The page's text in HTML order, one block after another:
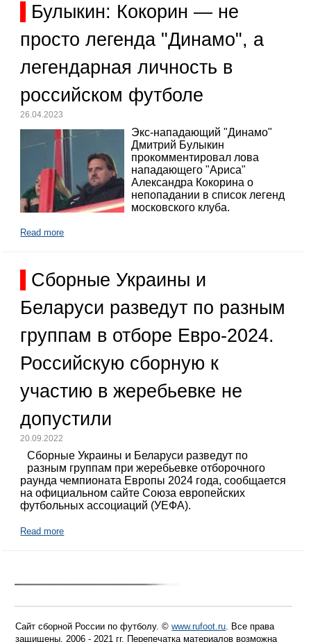
Булыкин: Кокорин — не
просто легенда "Динамо", а
легендарная личность в
российском футболе
26.04.2023
Экс-нападающий "Динамо"
Дмитрий Булыкин
прокомментировал лова
нападающего "Ариса"
Александра Кокорина о
непопадании в список легенд
московского клуба.
Read more
Сборные Украины и
Беларуси разведут по разным
группам в отборе Евро-2024.
Российскую сборную к
участию в жеребьевке не
допустили
20.09.2022
Сборные Украины и Беларуси разведут по
разным группам при жеребьевке отборочного
раунда чемпионата Европы 2024 года, сообщается
на официальном сайте Союза европейских
футбольных ассоциаций (УЕФА).
Read more
Сайт сборной России по футболу. ©www.rufoot.ru. Все права
защищены. 2006 - 2021 гг. Перепечатка материалов возможна